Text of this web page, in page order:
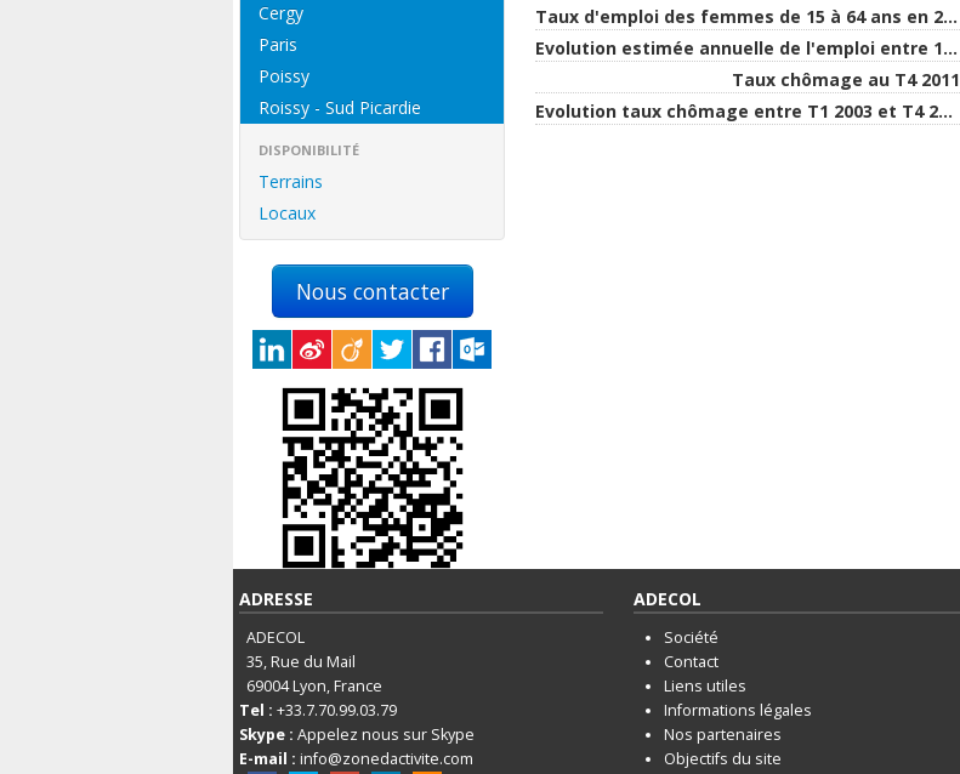
Cergy
Paris
Poissy
Roissy - Sud Picardie
DISPONIBILITÉ
Terrains
Locaux
Nous contacter
Taux d'emploi des femmes de 15 à 64 ans en 2009
Evolution estimée annuelle de l'emploi entre 1998 et 2009
Taux chômage au T4 2011
Evolution taux chômage entre T1 2003 et T4 2011
ADRESSE
ADECOL
35, Rue du Mail
69004Lyon, France
Tel : +33.7.70.99.03.79
Skype : Appelez nous sur Skype
E-mail : info@zonedactivite.com
ADECOL
Société
Contact
Liens utiles
Informations légales
Nos partenaires
Objectifs du site